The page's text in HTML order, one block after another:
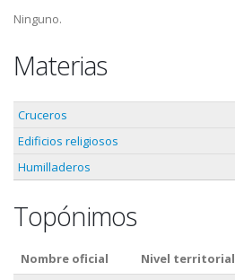
Ninguno.
Materias
Cruceros
Edificios religiosos
Humilladeros
Topónimos
Nombre oficial Nivel territorial